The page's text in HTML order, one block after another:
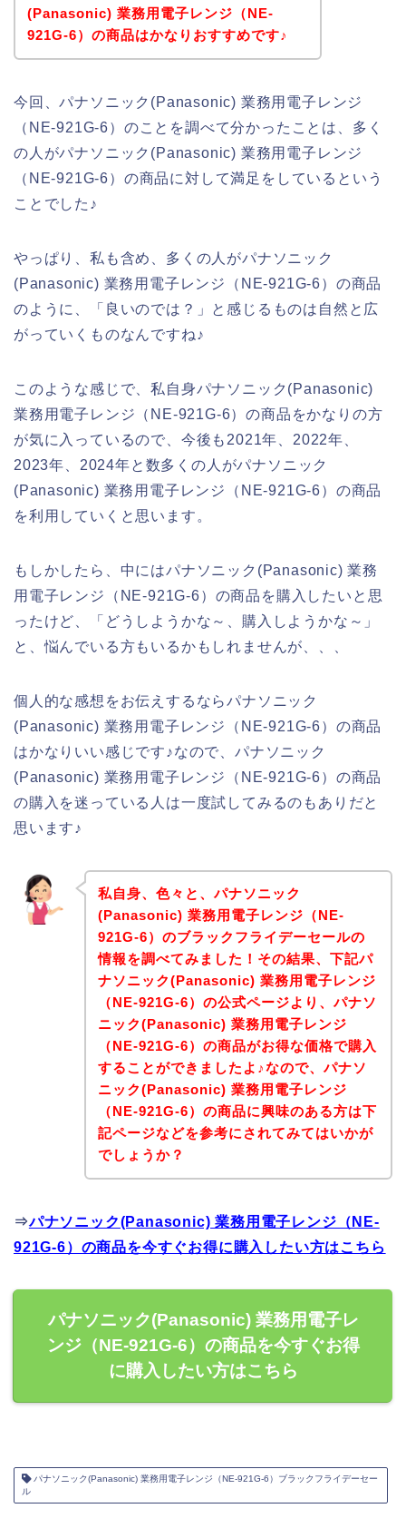
(Panasonic) 業務用電子レンジ（NE-
921G-6）の商品はかなりおすすめです♪
今回、パナソニック(Panasonic) 業務用電子レンジ
（NE-921G-6）のことを調べて分かったことは、多く
の人がパナソニック(Panasonic) 業務用電子レンジ
（NE-921G-6）の商品に対して満足をしているという
ことでした♪
やっぱり、私も含め、多くの人がパナソニック
(Panasonic) 業務用電子レンジ（NE-921G-6）の商品
のように、「良いのでは？」と感じるものは自然と広
がっていくものなんですね♪
このような感じで、私自身パナソニック(Panasonic)
業務用電子レンジ（NE-921G-6）の商品をかなりの方
が気に入っているので、今後も2021年、2022年、
2023年、2024年と数多くの人がパナソニック
(Panasonic) 業務用電子レンジ（NE-921G-6）の商品
を利用していくと思います。
もしかしたら、中にはパナソニック(Panasonic) 業務
用電子レンジ（NE-921G-6）の商品を購入したいと思
ったけど、「どうしようかな～、購入しようかな～」
と、悩んでいる方もいるかもしれませんが、、、
個人的な感想をお伝えするならパナソニック
(Panasonic) 業務用電子レンジ（NE-921G-6）の商品
はかなりいい感じです♪なので、パナソニック
(Panasonic) 業務用電子レンジ（NE-921G-6）の商品
の購入を迷っている人は一度試してみるのもありだと
思います♪
私自身、色々と、パナソニック
(Panasonic) 業務用電子レンジ（NE-
921G-6）のブラックフライデーセールの
情報を調べてみました！その結果、下記パ
ナソニック(Panasonic) 業務用電子レンジ
（NE-921G-6）の公式ページより、パナソ
ニック(Panasonic) 業務用電子レンジ
（NE-921G-6）の商品がお得な価格で購入
することができましたよ♪なので、パナソ
ニック(Panasonic) 業務用電子レンジ
（NE-921G-6）の商品に興味のある方は下
記ページなどを参考にされてみてはいかが
でしょうか？
⇒パナソニック(Panasonic) 業務用電子レンジ（NE-
921G-6）の商品を今すぐお得に購入したい方はこちら
パナソニック(Panasonic) 業務用電子レ
ンジ（NE-921G-6）の商品を今すぐお得
に購入したい方はこちら
パナソニック(Panasonic) 業務用電子レンジ（NE-921G-6）ブラックフライデーセー
ル